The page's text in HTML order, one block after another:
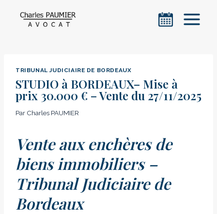
TRIBUNAL JUDICIAIRE DE BORDEAUX
STUDIO à BORDEAUX– Mise à
prix 30.000 € – Vente du 27/11/2025
Par Charles PAUMIER
Vente aux enchères de
biens immobiliers –
Tribunal Judiciaire de
Bordeaux